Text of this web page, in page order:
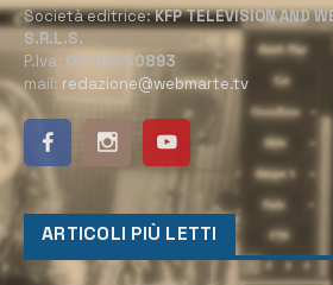
Società editrice:KFP TELEVISION AND
S.R.L.S.
P.Iva: 02184950893
mail: redazione@webmarte.tv
ARTICOLI PIÙ LETTI